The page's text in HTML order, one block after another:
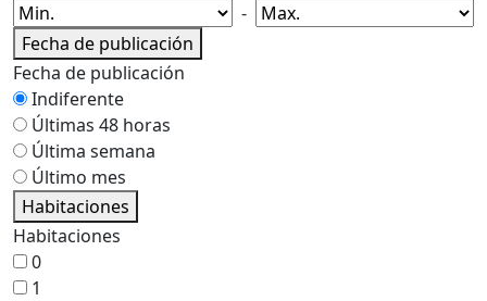
-
Fecha de publicación
Fecha de publicación
Indiferente
Últimas 48 horas
Última semana
Último mes
Habitaciones
Habitaciones
0
1